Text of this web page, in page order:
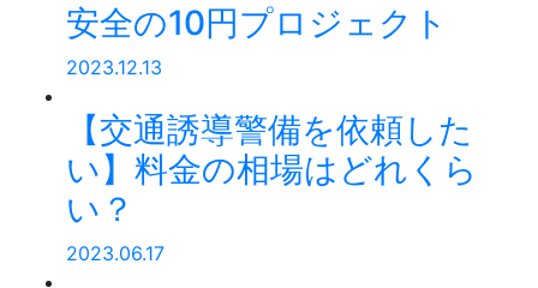
安全の10円プロジェクト
2023.12.13
【交通誘導警備を依頼した
い】料金の相場はどれくら
い？
2023.06.17